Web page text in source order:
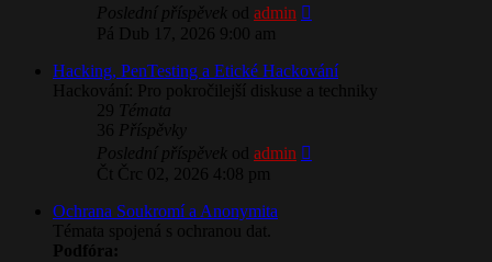
Poslední příspěvek od admin
Pá Dub 17, 2026 9:00 am
Hacking, PenTesting a Etické Hackování
Hackování: Pro pokročilejší diskuse a techniky
29 Témata
36 Příspěvky
Poslední příspěvek od admin
Čt Črc 02, 2026 4:08 pm
​Ochrana Soukromí a Anonymita
Témata spojená s ochranou dat.
Podfóra: